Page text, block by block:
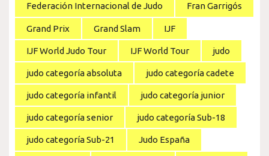
Federación Internacional de Judo Fran Garrigós
Grand Prix Grand Slam IJF
IJF World Judo Tour IJF World Tour judo
judo categoría absoluta judo categoría cadete
judo categoría infantil judo categoría junior
judo categoría senior judo categoría Sub-18
judo categoría Sub-21 Judo España